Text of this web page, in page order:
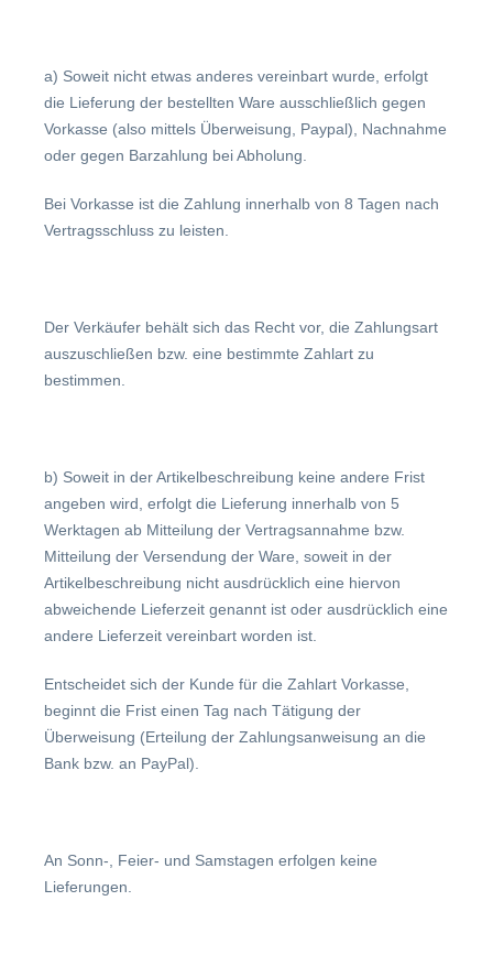
a) Soweit nicht etwas anderes vereinbart wurde, erfolgt
die Lieferung der bestellten Ware ausschließlich gegen
Vorkasse (also mittels Überweisung, Paypal), Nachnahme
oder gegen Barzahlung bei Abholung.
Bei Vorkasse ist die Zahlung innerhalb von 8 Tagen nach
Vertragsschluss zu leisten.
Der Verkäufer behält sich das Recht vor, die Zahlungsart
auszuschließen bzw. eine bestimmte Zahlart zu
bestimmen.
b) Soweit in der Artikelbeschreibung keine andere Frist
angeben wird, erfolgt die Lieferung innerhalb von 5
Werktagen ab Mitteilung der Vertragsannahme bzw.
Mitteilung der Versendung der Ware, soweit in der
Artikelbeschreibung nicht ausdrücklich eine hiervon
abweichende Lieferzeit genannt ist oder ausdrücklich eine
andere Lieferzeit vereinbart worden ist.
Entscheidet sich der Kunde für die Zahlart Vorkasse,
beginnt die Frist einen Tag nach Tätigung der
Überweisung (Erteilung der Zahlungsanweisung an die
Bank bzw. an PayPal).
An Sonn-, Feier- und Samstagen erfolgen keine
Lieferungen.